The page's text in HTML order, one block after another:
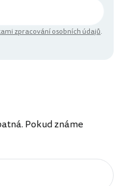
zpracování osobních údajů.
Pokud známe